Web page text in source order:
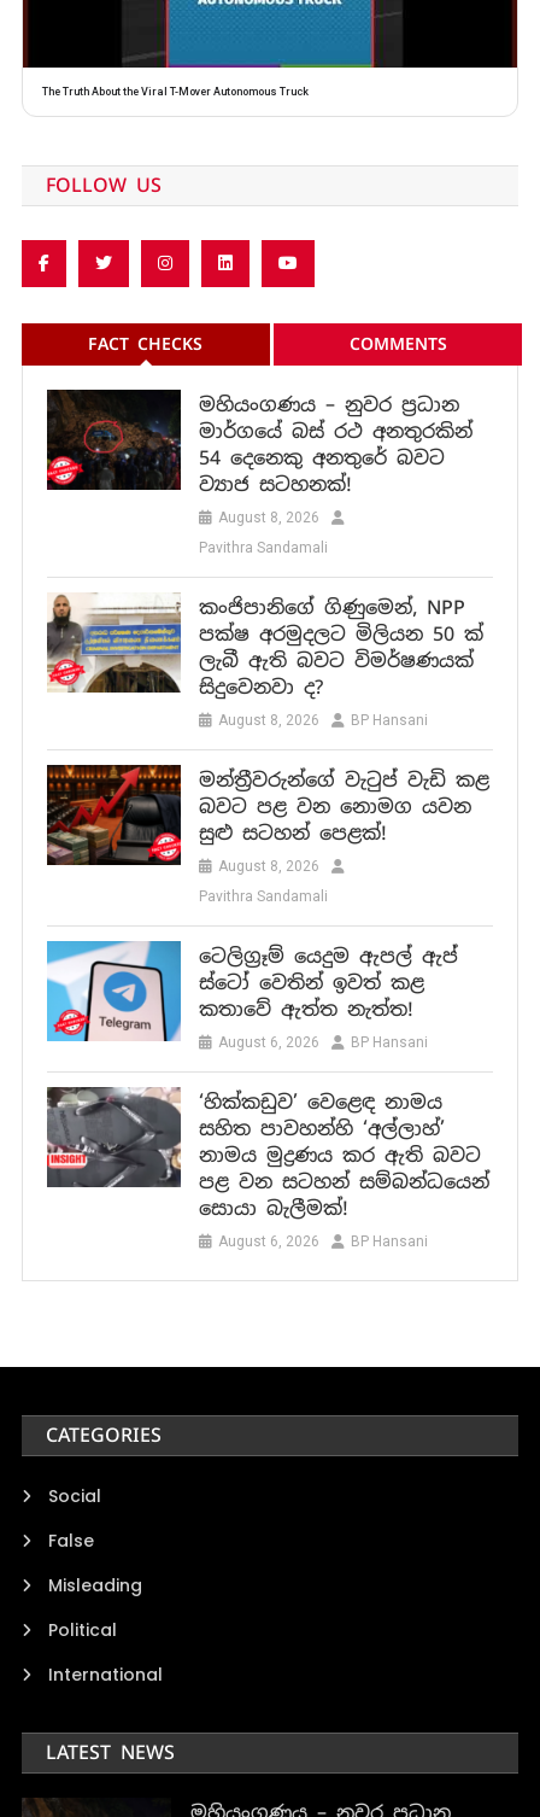
The Truth About the Viral T-Mover Autonomous Truck
FOLLOW US
FACT CHECKS COMMENTS
මහියංගණය – නුවර ප්‍රධාන
මාර්ගයේ බස් රථ අනතුරකින්
54 දෙනෙකු අනතුරේ බවට
ව්‍යාජ සටහනක්!
August 8, 2026
Pavithra Sandamali
කංජිපානිගේ ගිණුමෙන්, NPP
පක්ෂ අරමුදලට මිලියන 50 ක්
ලැබී ඇති බවට විමර්ෂණයක්
සිදුවෙනවා ද?
August 8, 2026 BP Hansani
මන්ත්‍රීවරුන්ගේ වැටුප් වැඩි කළ
බවට පළ වන නොමග යවන
සුළු සටහන් පෙළක්!
August 8, 2026
Pavithra Sandamali
ටෙලිග්‍රෑම් යෙදුම ඇපල් ඇප්
ස්ටෝ වෙතින් ඉවත් කළ
කතාවේ ඇත්ත නැත්ත!
August 6, 2026 BP Hansani
‘හික්කඩුව’ වෙළෙඳ නාමය
සහිත පාවහන්හි ‘අල්ලාහ්’
නාමය මුද්‍රණය කර ඇති බවට
පළ වන සටහන් සම්බන්ධයෙන්
සොයා බැලීමක්!
August 6, 2026 BP Hansani
CATEGORIES
Social
False
Misleading
Political
International
LATEST NEWS